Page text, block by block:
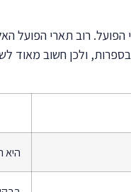
ולכן חשוב מאוד
היא